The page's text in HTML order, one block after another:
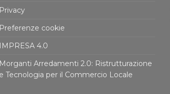
Privacy
Preferenze cookie
IMPRESA 4.0
Morganti Arredamenti 2.0: Ristrutturazione
e Tecnologia per il Commercio Locale